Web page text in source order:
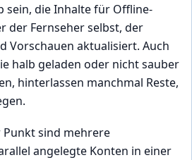
sein, die Inhalte für Offline-
der Fernseher selbst, der
Vorschauen aktualisiert. Auch
halb geladen oder nicht sauber
hinterlassen manchmal Reste,
sind mehrere
angelegte Konten in einer